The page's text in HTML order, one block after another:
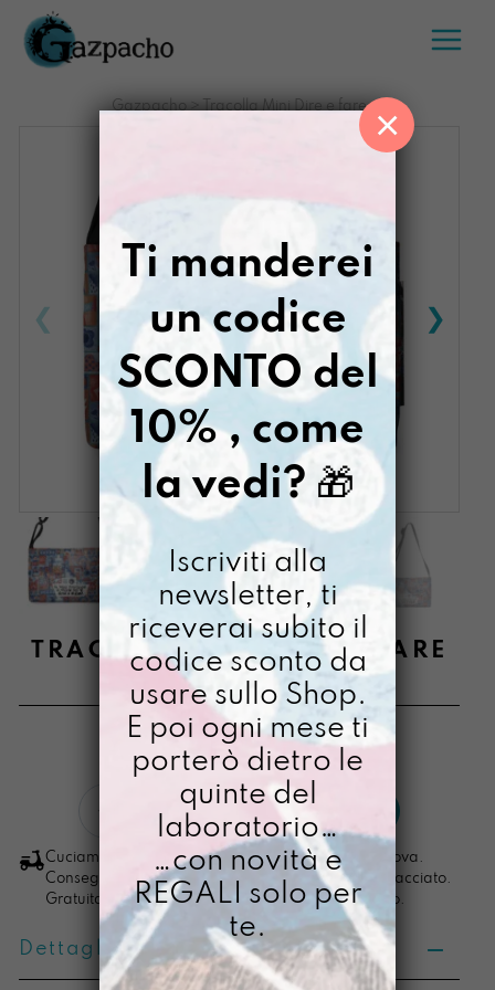
Salta
contenuto
Gazpacho > Tracolla Mini Dire e fare
TRACOLLA MINI DIRE E FARE
€ 74,00
[ Borsa a tracolla: 20 x 32 x 6 cm ]
Dire
e
fare
quantità
LO VOGLIO
Cuciamo ogni ordine nel nostro laboratorio di Padova.
Consegna in 4/5 giorni lavorativi, pacco sempre tracciato.
Gratuita per ordini di importo superiore ai 100 euro.
Dettagli prodotto
Ti manderei
un codice
SCONTO del
10% , come
la vedi? 🎁
Iscriviti alla
newsletter, ti
riceverai subito il
codice sconto da
usare sullo Shop.
E poi ogni mese ti
porterò dietro le
quinte del
laboratorio…
…con novità e
REGALI solo per
te.
×